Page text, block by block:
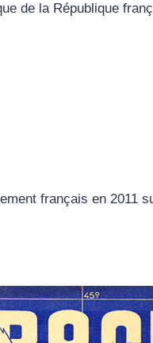
de la République
français en 2011